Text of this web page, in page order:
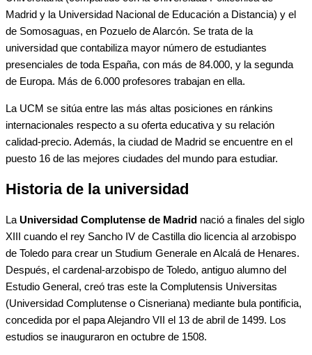
Madrid y la Universidad Nacional de Educación a Distancia) y el
de Somosaguas, en Pozuelo de Alarcón. Se trata de la
universidad que contabiliza mayor número de estudiantes
presenciales de toda España, con más de 84.000, y la segunda
de Europa. Más de 6.000 profesores trabajan en ella.
La UCM se sitúa entre las más altas posiciones en ránkins
internacionales respecto a su oferta educativa y su relación
calidad-precio. Además, la ciudad de Madrid se encuentre en el
puesto 16 de las mejores ciudades del mundo para estudiar.
Historia de la universidad
La Universidad Complutense de Madrid nació a finales del siglo
XIII cuando el rey Sancho IV de Castilla dio licencia al arzobispo
de Toledo para crear un Studium Generale en Alcalá de Henares.
Después, el cardenal-arzobispo de Toledo, antiguo alumno del
Estudio General, creó tras este la Complutensis Universitas
(Universidad Complutense o Cisneriana) mediante bula pontificia,
concedida por el papa Alejandro VII el 13 de abril de 1499. Los
estudios se inauguraron en octubre de 1508.